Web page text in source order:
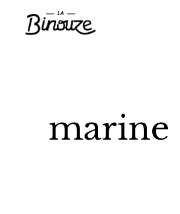
marine